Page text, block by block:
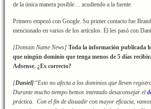
de la única manera posible… acudiendo a la fuente.
Primero empezó con Google. Su primer contacto fue
mencionado en varios de los artículos. Él les pasó con
[Domain Name News] Toda la información publicada
que ningún dominio que tenga menos de 5 días
Adsense. ¿Es correcto?
[Daniel] “Esto no afecta a los dominios que lleven
Durante mucho tiempo hemos intentado desaconsejar el
práctica. Con el fin de disuadir con mayor eficacia,